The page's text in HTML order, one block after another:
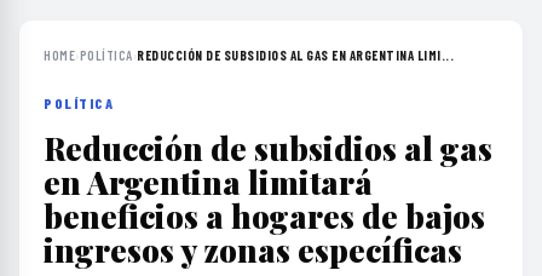
HOME›POLÍTICA›REDUCCIÓN DE SUBSIDIOS AL GAS EN ARGENTINA LIMI...
POLÍTICA
Reducción de subsidios al gas
en Argentina limitará
beneficios a hogares de bajos
ingresos y zonas específicas